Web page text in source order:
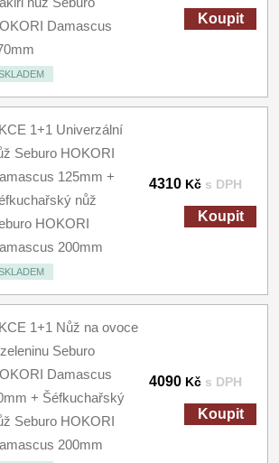
Damascus
Koupit
1+1 Univerzální
Seburo HOKORI
125mm +
nůž
HOKORI
200mm
4310 Kč s DPH
Koupit
1+1 Nůž na ovoce
Seburo
Damascus
+ Šéfkuchařský
Seburo HOKORI
200mm
4090 Kč s DPH
Koupit